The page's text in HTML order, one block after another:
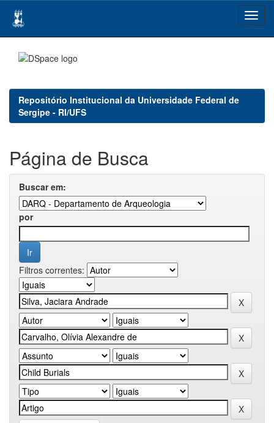
navigation
Repositório Institucional da Universidade Federal de
Sergipe - RI/UFS
Página de Busca
Buscar em:
por
Filtros correntes: